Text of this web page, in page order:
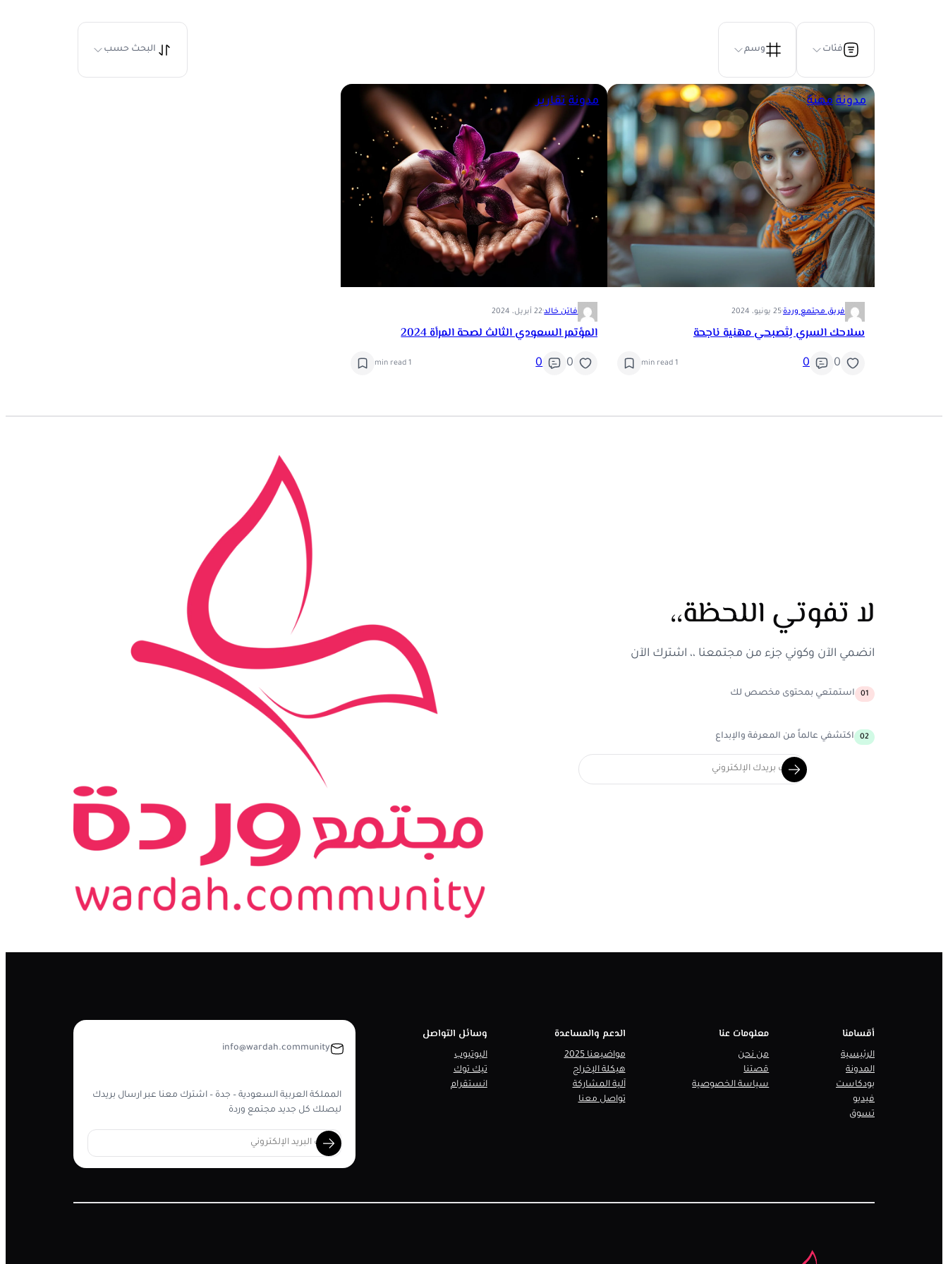
فئات وسم البحث حسب
مدونة مهنة
فريق مجتمع وردة·25 يونيو، 2024
سلاحك السري لِتُصبحي مهنية ناجحة
0
0
1 min read
مدونة تقارير
فاتن خالد·22 أبريل، 2024
المؤتمر السعودي الثالث لصحة المرأة 2024
0
0
1 min read
لا تفوتي اللحظة،،
انضمي الآن وكوني جزء من مجتمعنا ،، اشترك الآن
01 استمتعي بمحتوى مخصص لك
02 اكتشفي عالماً من المعرفة والإبداع
أقسامنا
الرئيسية
المدونة
بودكاست
فيديو
تسوق
معلومات عنا
من نحن
قصتنا
سياسة الخصوصية
الدعم والمساعدة
مواضيعنا 2025
هيكلة الإخراج
آلية المشاركة
تواصل معنا
وسائل التواصل
اليوتيوب
تيك توك
انستقرام
info@wardah.community
المملكة العربية السعودية – جدة – اشترك معنا عبر ارسال بريدك
ليصلك كل جديد مجتمع وردة